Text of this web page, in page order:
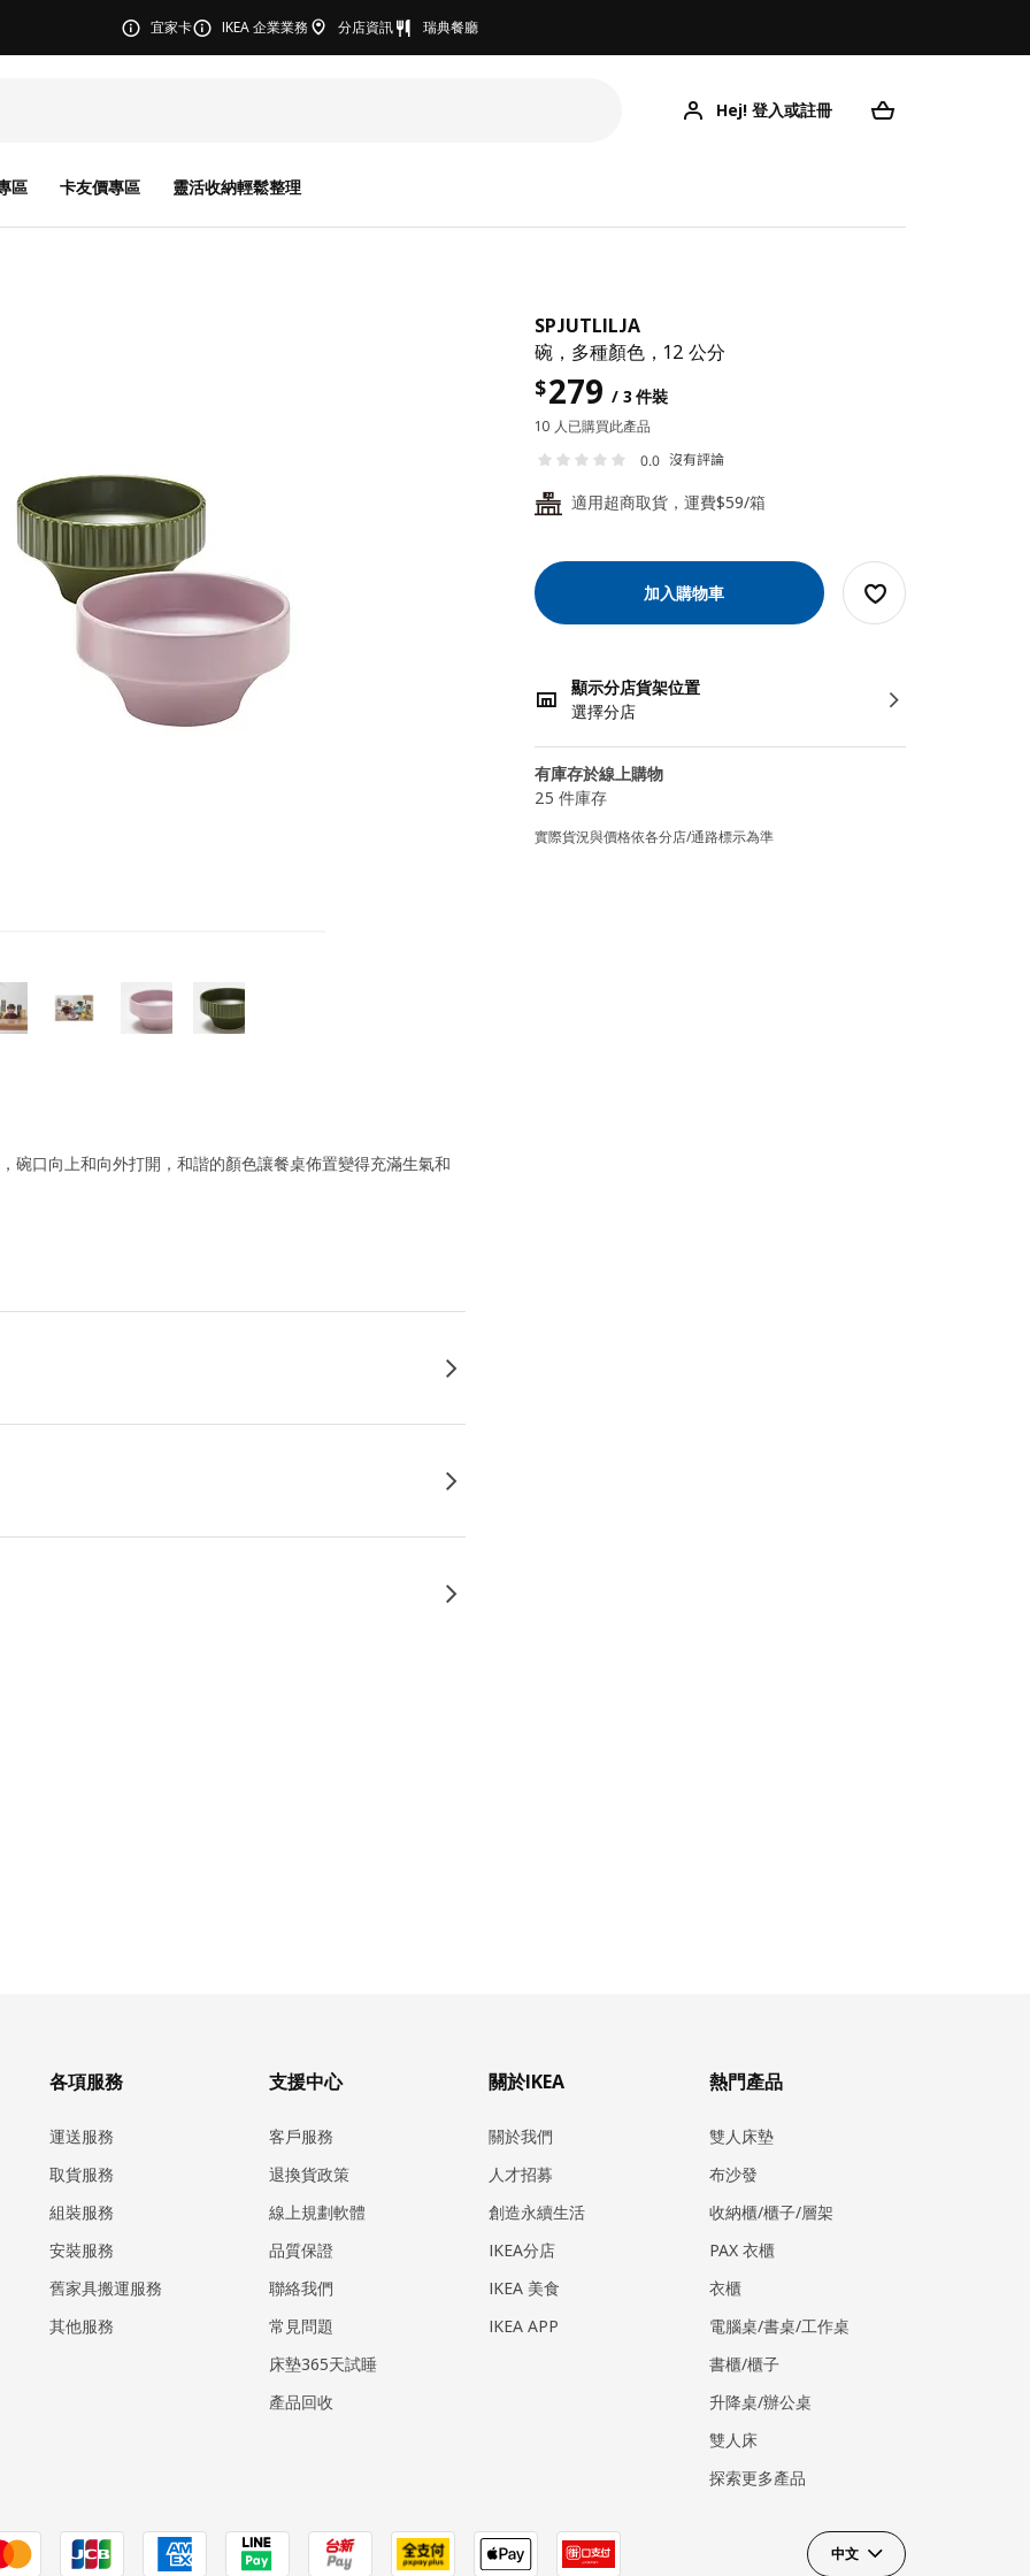
宜家卡 IKEA 企業業務 分店資訊 瑞典餐廳
Hej! 登入或註冊
區 卡友價專區 靈活收納輕鬆整理
SPJUTLILJA
碗，多種顏色，12 公分
$279 / 3 件裝
10 人已購買此產品
0.0 沒有評論
24 適用超商取貨，運費$59/箱
加入購物車
顯示分店貨架位置
選擇分店
有庫存於線上購物
25 件庫存
實際貨況與價格依各分店/通路標示為準
碗口向上和向外打開，和諧的顏色讓餐桌佈置變得充滿生氣和
各項服務
運送服務
取貨服務
組裝服務
安裝服務
​舊家具搬運服務
其他服務
支援中心
客戶服務
退換貨政策
線上規劃軟體
品質保證
聯絡我們
常見問題
床墊365天試睡
產品回收
關於IKEA
關於我們
人才招募
創造永續生活
IKEA分店
IKEA 美食
IKEA APP
熱門產品
雙人床墊
布沙發
收納櫃/櫃子/層架
PAX 衣櫃
衣櫃
電腦桌/書桌/工作桌
書櫃/櫃子
升降桌/辦公桌
雙人床
探索更多產品
中文